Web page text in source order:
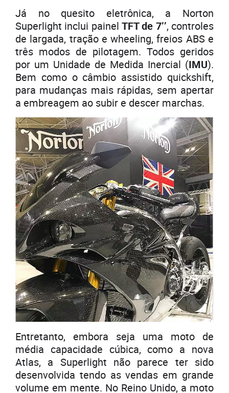
Já no quesito eletrônica, a Norton
Superlight inclui painel TFT de 7’’, controles
de largada, tração e wheeling, freios ABS e
três modos de pilotagem. Todos geridos
por um Unidade de Medida Inercial (IMU).
Bem como o câmbio assistido quickshift,
para mudanças mais rápidas, sem apertar
a embreagem ao subir e descer marchas.
Entretanto, embora seja uma moto de
média capacidade cúbica, como a nova
Atlas, a Superlight não parece ter sido
desenvolvida tendo as vendas em grande
volume em mente. No Reino Unido, a moto